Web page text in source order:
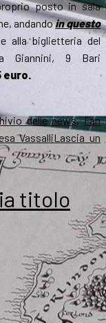
posto in sala
andandoin questo
alla biglietteria del
Giannini, 9 Bari
euro.
delle news,Fan
VassalliLascia un
titolo